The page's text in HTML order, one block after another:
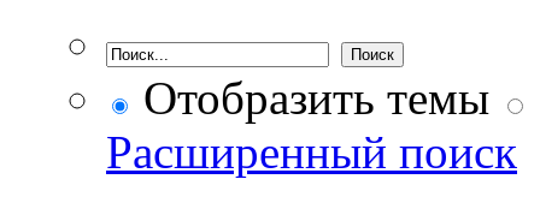
Отобразить темы
Расширенный поиск